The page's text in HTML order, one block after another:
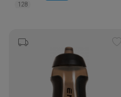
128